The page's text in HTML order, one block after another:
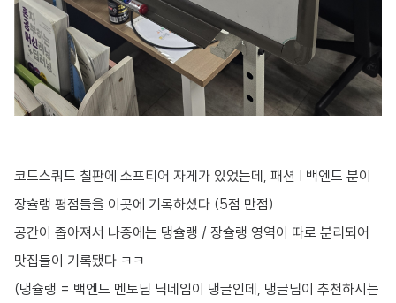
코드스쿼드 칠판에 소프티어 자게가 있었는데, 패션 I 백엔드 분이
장슐랭 평점들을 이곳에 기록하셨다 (5점 만점)
공간이 좁아져서 나중에는 댕슐랭 / 장슐랭 영역이 따로 분리되어
맛집들이 기록됐다 ㅋㅋ
(댕슐랭 = 백엔드 멘토님 닉네임이 댕글인데, 댕글님이 추천하시는